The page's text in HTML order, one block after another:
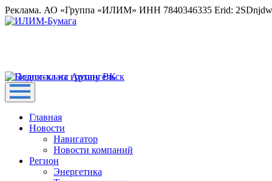
Реклама. АО «Группа «ИЛИМ» ИНН 7840346335 Erid:
Главная
Новости
Навигатор
Новости компаний
Регион
Энергетика